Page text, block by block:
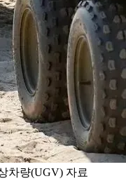
차량(UGV) 자료